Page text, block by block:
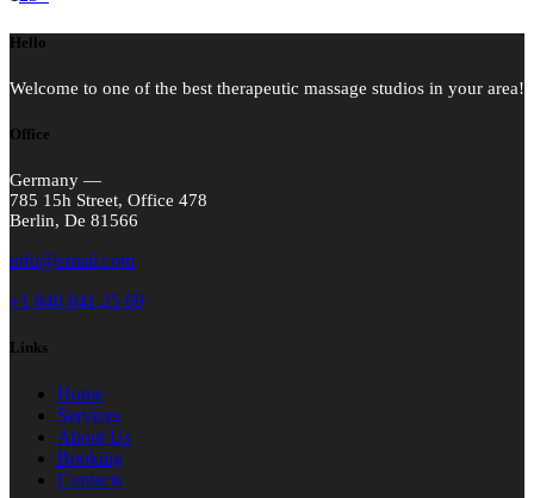
pagination
Hello
Welcome to one of the best therapeutic massage studios in your area!
Office
Germany —
785 15h Street, Office 478
Berlin, De 81566
info@email.com
+1 840 841 25 69
Links
Home
Services
About Us
Booking
Contacts